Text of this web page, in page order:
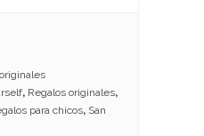
, Regalos originales,
para chicos, San